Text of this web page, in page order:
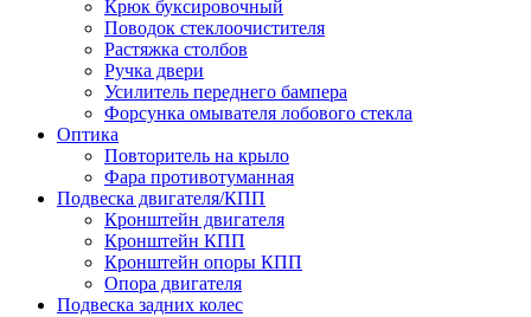
Крюк буксировочный
Поводок стеклоочистителя
Растяжка столбов
Ручка двери
Усилитель переднего бампера
Форсунка омывателя лобового стекла
Оптика
Повторитель на крыло
Фара противотуманная
Подвеска двигателя/КПП
Кронштейн двигателя
Кронштейн КПП
Кронштейн опоры КПП
Опора двигателя
Подвеска задних колес